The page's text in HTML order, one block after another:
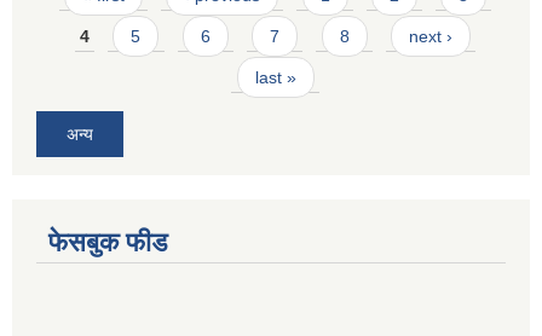
4 5 6 7 8 next ›
last »
अन्य
फेसबुक फीड